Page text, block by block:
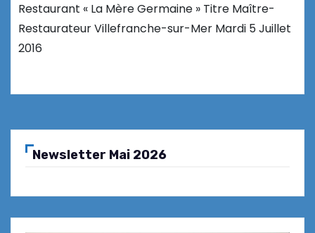
Restaurant « La Mère Germaine » Titre Maître-
Restaurateur Villefranche-sur-Mer Mardi 5 Juillet
2016
Newsletter Mai 2026